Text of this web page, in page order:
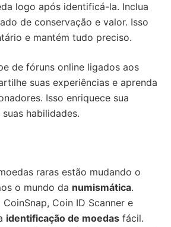
logo após identificá-la. Inclua
de conservação e valor. Isso
e mantém tudo preciso.
de fóruns online ligados aos
suas experiências e aprenda
Isso enriquece sua
habilidades.
raras estão mudando o
o mundo da numismática.
Coin ID Scanner e
identificação de moedas fácil.